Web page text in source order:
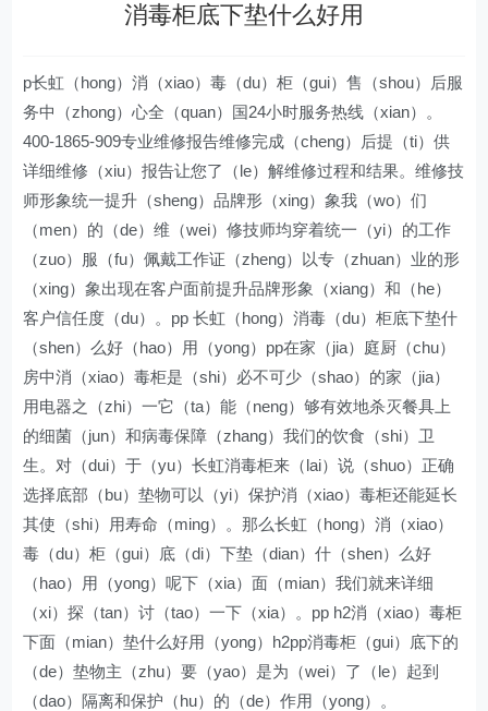
消毒柜底下垫什么好用
p长虹（hong）消（xiao）毒（du）柜（gui）售（shou）后服
务中（zhong）心全（quan）国24小时服务热线（xian）。
400-1865-909专业维修报告维修完成（cheng）后提（ti）供
详细维修（xiu）报告让您了（le）解维修过程和结果。维修技
师形象统一提升（sheng）品牌形（xing）象我（wo）们
（men）的（de）维（wei）修技师均穿着统一（yi）的工作
（zuo）服（fu）佩戴工作证（zheng）以专（zhuan）业的形
（xing）象出现在客户面前提升品牌形象（xiang）和（he）
客户信任度（du）。pp 长虹（hong）消毒（du）柜底下垫什
（shen）么好（hao）用（yong）pp在家（jia）庭厨（chu）
房中消（xiao）毒柜是（shi）必不可少（shao）的家（jia）
用电器之（zhi）一它（ta）能（neng）够有效地杀灭餐具上
的细菌（jun）和病毒保障（zhang）我们的饮食（shi）卫
生。对（dui）于（yu）长虹消毒柜来（lai）说（shuo）正确
选择底部（bu）垫物可以（yi）保护消（xiao）毒柜还能延长
其使（shi）用寿命（ming）。那么长虹（hong）消（xiao）
毒（du）柜（gui）底（di）下垫（dian）什（shen）么好
（hao）用（yong）呢下（xia）面（mian）我们就来详细
（xi）探（tan）讨（tao）一下（xia）。pp h2消（xiao）毒柜
下面（mian）垫什么好用（yong）h2pp消毒柜（gui）底下的
（de）垫物主（zhu）要（yao）是为（wei）了（le）起到
（dao）隔离和保护（hu）的（de）作用（yong）。